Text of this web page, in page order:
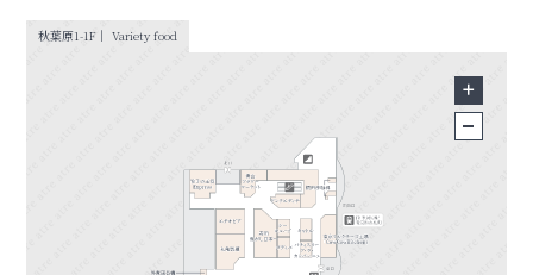
秋葉原1-1F｜ Variety food